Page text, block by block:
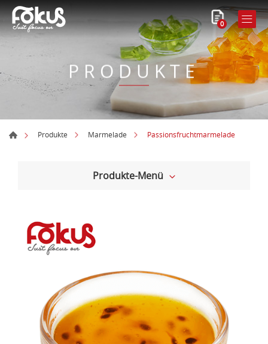
0
PRODUKTE
Produkte Marmelade Passionsfruchtmarmelade
Produkte-Menü